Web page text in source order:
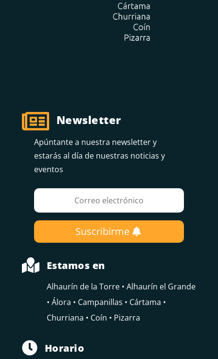
 Newsletter
Apúntante a nuestra newsletter y
estarás al día de nuestras noticias y
eventos
Suscribirme
 Estamos en
Alhaurín de la Torre • Alhaurín el Grande
• Álora • Campanillas • Cártama •
Churriana • Coín • Pizarra
 Horario